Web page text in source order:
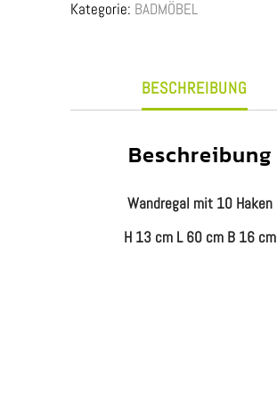
Netzablage
Kategorie: BADMÖBEL
BESCHREIBUNG
Beschreibung
Wandregal mit 10 Haken
H 13 cm L 60 cm B 16 cm